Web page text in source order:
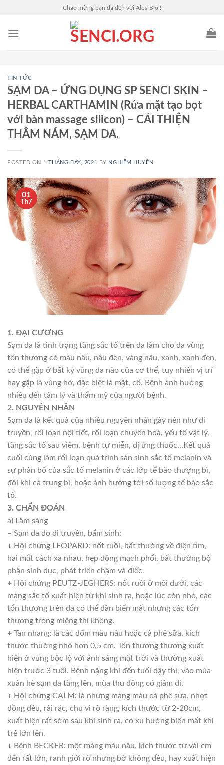
content
Chào mừng bạn đã đến với Alba Bio !
TIN TỨC
SẠM DA – ỨNG DỤNG SP SENCI SKIN –
HERBAL CARTHAMIN (Rửa mặt tạo bọt
với bàn massage silicon) – CẢI THIỆN
THÂM NÁM, SẠM DA.
POSTED ON 1 THÁNG BẢY, 2021 BY NGHIÊM HUYỀN
01
Th7
1. ĐẠI CƯƠNG
Sạm da là tình trạng tăng sắc tố trên da làm cho da vùng
tổn thương có màu nâu, nâu đen, vàng nâu, xanh, xanh đen,
có thể gặp ở bất kỳ vùng da nào của cơ thể, tuy nhiên vị trí
hay gặp là vùng hở, đặc biệt là mặt, cổ. Bệnh ảnh hưởng
nhiều đến tâm lý và thẩm mỹ của người bệnh.
2. NGUYÊN NHÂN
Sạm da là kết quả của nhiều nguyên nhân gây nên như di
truyền, rối loạn nội tiết, rối loạn chuyển hoá, yếu tố vật lý,
tăng sắc tố sau viêm, bệnh tự miễn, dị ứng thuốc…Kết quả
cuối cùng làm rối loạn quá trình sản sinh sắc tố melanin và
sự phân bố của sắc tố melanin ở các lớp tế bào thượng bì,
đôi khi cả trung bì, hoặc ảnh hưởng tới số lượng tế bào sắc
tố.
3. CHẨN ĐOÁN
a) Lâm sàng
– Sạm da do di truyền, bẩm sinh:
+ Hội chứng LEOPARD: nốt ruồi, bất thường về điện tim,
hai mắt cách xa nhau, hẹp động mạch phổi, bất thường bộ
phận sinh dục, phát triển chậm và điếc.
+ Hội chứng PEUTZ-JEGHERS: nốt ruồi ở môi dưới, các
mảng sắc tố xuất hiện từ khi sinh ra, hoặc lúc còn nhỏ, các
tổn thương trên da có thể dần biến mất nhưng các tổn
thương trong miệng thì không.
+ Tàn nhang: là các đốm màu nâu hoặc cà phê sữa, kích
thước thường nhỏ hơn 0,5 cm. Tổn thương thường xuất
hiện ở vùng bộc lộ với ánh sáng mặt trời và thường xuất
hiện trước 3 tuổi. Bệnh nặng khi đến tuổi dậy thì, vào mùa
xuân hè sạm da tăng lên, mùa thu đông có giảm đi.
+ Hội chứng CALM: là những mảng màu cà phê sữa, nhợt
đồng đều, rải rác, chu vi rõ ràng, kích thước từ 2-20cm,
xuất hiện rất sớm sau khi sinh ra, có xu hướng biến mất khi
trẻ lớn lên.
+ Bệnh BECKER: một mảng màu nâu, kích thước từ vài cm
đến rất lớn, ranh giới rõ nhưng bờ không đều, hay xuất hiện